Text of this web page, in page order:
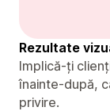
Rezultate
Implică-ți
înainte-după,
privire.